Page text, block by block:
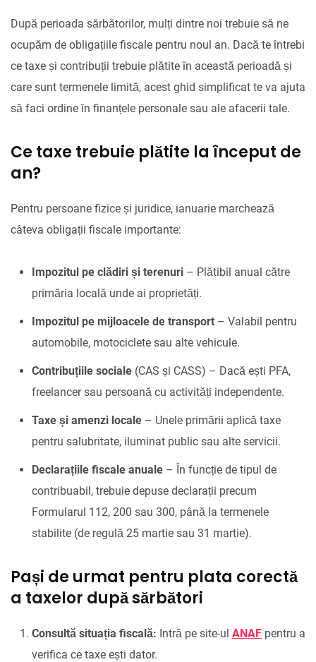
După perioada sărbătorilor, mulți dintre noi trebuie să ne
ocupăm de obligațiile fiscale pentru noul an. Dacă te întrebi
ce taxe și contribuții trebuie plătite în această perioadă și
care sunt termenele limită, acest ghid simplificat te va ajuta
să faci ordine în finanțele personale sau ale afacerii tale.
Ce taxe trebuie plătite la început de
an?
Pentru persoane fizice și juridice, ianuarie marchează
câteva obligații fiscale importante:
Impozitul pe clădiri și terenuri – Plătibil anual către
primăria locală unde ai proprietăți.
Impozitul pe mijloacele de transport – Valabil pentru
automobile, motociclete sau alte vehicule.
Contribuțiile sociale (CAS și CASS) – Dacă ești PFA,
freelancer sau persoană cu activități independente.
Taxe și amenzi locale – Unele primării aplică taxe
pentru salubritate, iluminat public sau alte servicii.
Declarațiile fiscale anuale – În funcție de tipul de
contribuabil, trebuie depuse declarații precum
Formularul 112, 200 sau 300, până la termenele
stabilite (de regulă 25 martie sau 31 martie).
Pași de urmat pentru plata corectă
a taxelor după sărbători
Consultă situația fiscală: Intră pe site-ul ANAF pentru a
verifica ce taxe ești dator.